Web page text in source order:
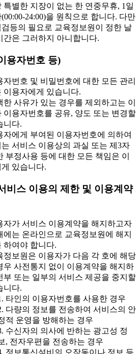
특별한 지장이 없는 한 연중무휴, 1일
(00:00-24:00)을 원칙으로 합니다. 다만
등의 필요로 교육정보원이 정한 날
간은 그러하지 아니합니다.
용자번호 등)
번호 및 비밀번호에 대한 모든 관리
이용자에게 있습니다.
사유가 있는 경우를 제외하고는 이
이용자번호를 공유, 양도 또는 변경할
니다.
에게 부여된 이용자번호에 의하여
서비스 이용상의 과실 또는 제3자
부정사용 등에 대한 모든 책임은 이
있습니다.
비스 이용의 제한 및 이용계약
가 서비스 이용계약을 해지하고자
에는 온라인으로 교육정보원에 해지
하여야 합니다.
보원은 이용자가 다음 각 호에 해당
우 사전통지 없이 이용계약을 해지하
부 또는 일부의 서비스 제공을 중지할
니다.
타인의 이용자번호를 사용한 경우
다량의 정보를 전송하여 서비스의 안
적 운영을 방해하는 경우
수신자의 의사에 반하는 광고성 정
, 전자우편을 전송하는 경우
정보통신설비의 오작동이나 정보 등